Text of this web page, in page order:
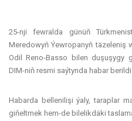
25-nji fewralda günüň
Meredowyň Ýewropanyň täzeleniş
Odil Reno-Basso bilen duşuşygy
DIM-niň resmi saýtynda habar
Habarda bellenilişi ýaly, taraplar
giňeltmek hem-de bilelikdäki